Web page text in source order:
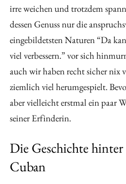
irre weichen und trotzdem
dessen Genuss nur die
eingebildetsten Naturen “Da
viel verbessern.” vor sich
auch wir haben recht sicher nix
ziemlich viel herumgespielt.
aber vielleicht erstmal ein paar
seiner Erfinderin.
Die Geschichte
Cuban